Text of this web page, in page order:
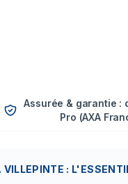
Assurée & garantie :
Pro (AXA
VILLEPINTE :